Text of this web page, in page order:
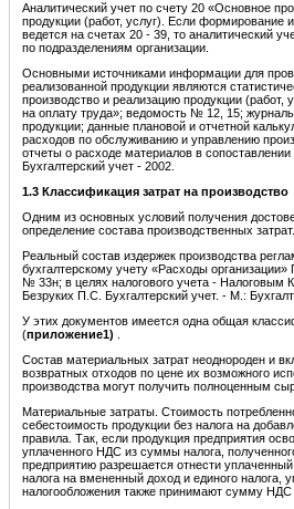
Аналитический учет по счету 20 «Основное
продукции (работ, услуг). Если
ведется на счетах 20 - 39, то аналитический
по подразделениям организации.
Основными источниками информации для
реализованной продукции являются
производство и реализацию продукции
на оплату труда»; ведомость № 12, 15;
продукции; данные плановой и отчетной
расходов по обслуживанию и управлению
отчеты о расходе материалов в
Бухгалтерский учет - 2002.
1.3 Классификация затрат на производство
Одним из основных условий получения
определение состава производственных затрат.
Реальный состав издержек производства
бухгалтерскому учету «Расходы
№ 33н; в целях налогового учета - Налоговым
Безруких П.С. Бухгалтерский учет. - М.:
У этих документов имеется одна общая
(приложение1)
Состав материальных затрат неоднороден и
возвратных отходов по цене их возможного
производства могут получить полноценным
Материальные затраты. Стоимость
себестоимость продукции без налога на
правила. Так, если продукция предприятия
уплаченного НДС из суммы налога,
предприятию разрешается отнести
налога на вмененный доход и единого
налогообложения также принимают сумму НДС